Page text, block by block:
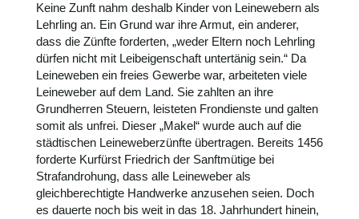
Keine Zunft nahm deshalb Kinder von Leinewebern als
Lehrling an. Ein Grund war ihre Armut, ein anderer,
dass die Zünfte forderten, „weder Eltern noch Lehrling
dürfen nicht mit Leibeigenschaft untertänig sein.“ Da
Leineweben ein freies Gewerbe war, arbeiteten viele
Leineweber auf dem Land. Sie zahlten an ihre
Grundherren Steuern, leisteten Frondienste und galten
somit als unfrei. Dieser „Makel“ wurde auch auf die
städtischen Leineweberzünfte übertragen. Bereits 1456
forderte Kurfürst Friedrich der Sanftmütige bei
Strafandrohung, dass alle Leineweber als
gleichberechtigte Handwerke anzusehen seien. Doch
es dauerte noch bis weit in das 18. Jahrhundert hinein,